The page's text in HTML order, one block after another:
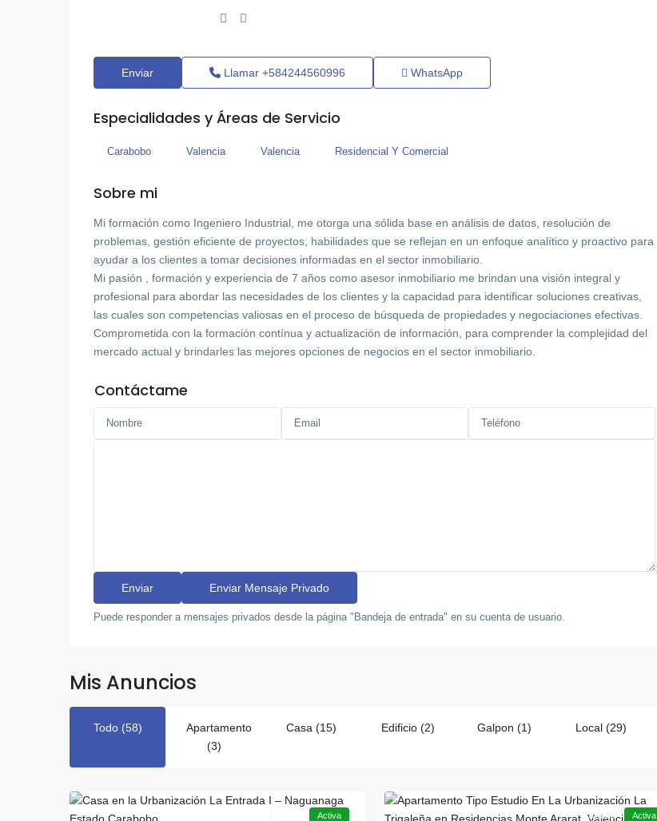
Enviar Llamar +584244560996 WhatsApp
Especialidades y Áreas de Servicio
Carabobo Valencia Valencia Residencial Y Comercial
Sobre mi
Mi formación como Ingeniero Industrial, me otorga una sólida base en análisis de datos, resolución de
problemas, gestión eficiente de proyectos, habilidades que se reflejan en un enfoque analítico y proactivo para
ayudar a los clientes a tomar decisiones informadas en el sector inmobiliario.
Mi pasión , formación y experiencia de 7 años como asesor inmobiliario me brindan una visión integral y
profesional para abordar las necesidades de los clientes y la capacidad para identificar soluciones creativas,
las cuales son competencias valiosas en el proceso de búsqueda de propiedades y negociaciones efectivas.
Comprometida con la formación contínua y actualización de información, para comprender la complejidad del
mercado actual y brindarles las mejores opciones de negocios en el sector inmobiliario.
Contáctame
Puede responder a mensajes privados desde la página "Bandeja de entrada" en su cuenta de usuario.
Mis Anuncios
Todo (58)
Apartamento
(3)
Casa (15) Edificio (2) Galpon (1) Local (29)
Activa Alquiler Activa